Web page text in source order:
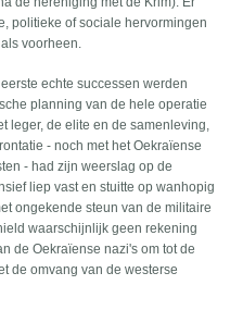
politieke of sociale hervormingen
voorheen.
echte successen werden
planning van de hele operatie
leger, de elite en de samenleving,
- noch met het Oekraïense
- had zijn weerslag op de
liep vast en stuitte op wanhopig
ongekende steun van de militaire
waarschijnlijk geen rekening
de Oekraïense nazi's om tot de
de omvang van de westerse